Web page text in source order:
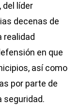
del líder
decenas de
realidad
en que
así como
por parte de
seguridad.